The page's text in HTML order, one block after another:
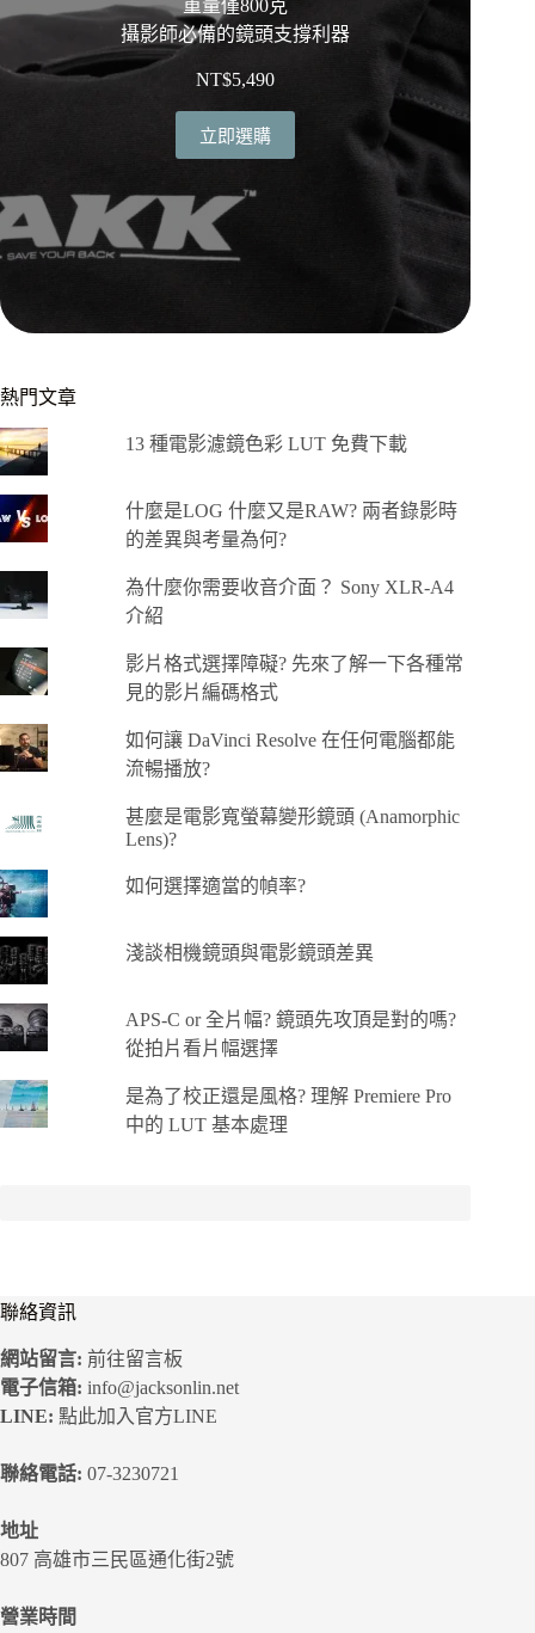
重量僅800克
攝影師必備的鏡頭支撐利器
NT$5,490
立即選購
熱門文章
13 種電影濾鏡色彩 LUT 免費下載
什麼是LOG 什麼又是RAW? 兩者錄影時
的差異與考量為何?
為什麼你需要收音介面？ Sony XLR-A4
介紹
影片格式選擇障礙? 先來了解一下各種常
見的影片編碼格式
如何讓 DaVinci Resolve 在任何電腦都能
流暢播放?
甚麼是電影寬螢幕變形鏡頭 (Anamorphic
Lens)?
如何選擇適當的幀率?
淺談相機鏡頭與電影鏡頭差異
APS-C or 全片幅? 鏡頭先攻頂是對的嗎?
從拍片看片幅選擇
是為了校正還是風格? 理解 Premiere Pro
中的 LUT 基本處理
聯絡資訊
網站留言: 前往留言板
電子信箱: info@jacksonlin.net
LINE: 點此加入官方LINE
聯絡電話: 07-3230721
地址
807 高雄市三民區通化街2號
營業時間